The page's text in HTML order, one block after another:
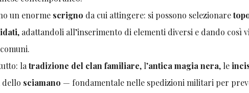
un enorme scrigno da cui attingere: si possono selezionare
, adattandoli all’inserimento di elementi diversi e dando così
latradizione del clan familiare, l’antica magia nera, le
dello sciamano — fondamentale nelle spedizioni militari per